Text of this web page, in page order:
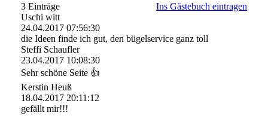
3 Einträge
Ins Gästebuch eintragen
Uschi witt
24.04.2017 07:56:30
die Ideen finde ich gut, den bügelservice ganz toll
Steffi Schaufler
23.04.2017 10:08:30
Sehr schöne Seite 👍
Kerstin Heuß
18.04.2017 20:11:12
gefällt mir!!!